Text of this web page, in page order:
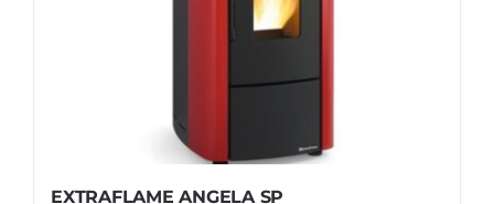
EXTRAFLAME ANGELA SP